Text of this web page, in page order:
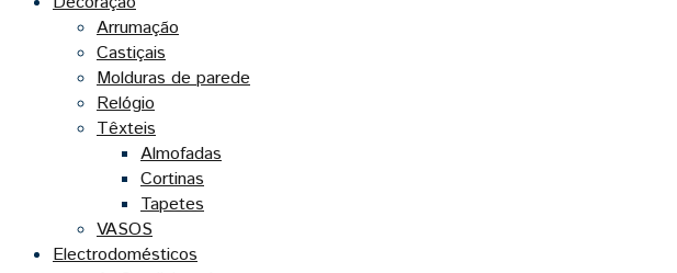
Arrumação
Castiçais
Molduras de parede
Relógio
Têxteis
Almofadas
Cortinas
Tapetes
VASOS
Electrodomésticos